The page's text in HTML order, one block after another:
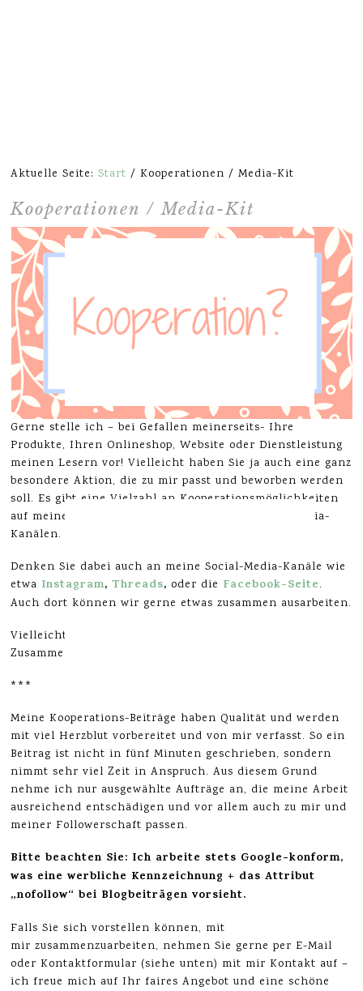
Aktuelle Seite:Start / Kooperationen / Media-Kit
Kooperationen / Media-Kit
Gerne stelle ich – bei Gefallen meinerseits- Ihre
Produkte, Ihren Onlineshop, Website oder Dienstleistung
meinen Lesern vor! Vielleicht haben Sie ja auch eine ganz
besondere Aktion, die zu mir passt und beworben werden
soll. Es gibt eine Vielzahl an Kooperationsmöglichkeiten
auf meinem Blog, sowie meinen weiteren Social-Media-
Kanälen.
Denken Sie dabei auch an meine Social-Media-Kanäle wie
etwa Instagram,Threads, oder die Facebook-Seite.
Auch dort können wir gerne etwas zusammen ausarbeiten.
Vielleicht haben Sie selbst auch eine Idee – jede
Zusammenarbeit wird individuell ausgearbeitet.
***
Meine Kooperations-Beiträge haben Qualität und werden
mit viel Herzblut vorbereitet und von mir verfasst. So ein
Beitrag ist nicht in fünf Minuten geschrieben, sondern
nimmt sehr viel Zeit in Anspruch. Aus diesem Grund
nehme ich nur ausgewählte Aufträge an, die meine Arbeit
ausreichend entschädigen und vor allem auch zu mir und
meiner Followerschaft passen.
Bitte beachten Sie: Ich arbeite stets Google-konform,
was eine werbliche Kennzeichnung + das Attribut
„nofollow“ bei Blogbeiträgen vorsieht.
Falls Sie sich vorstellen können, mit
mir zusammenzuarbeiten, nehmen Sie gerne per E-Mail
oder Kontaktformular (siehe unten) mit mir Kontakt auf –
ich freue mich auf Ihr faires Angebot und eine schöne